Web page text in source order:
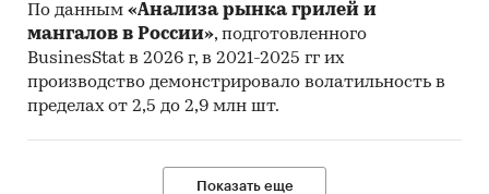
По данным «Анализа рынка грилей и
мангалов в России», подготовленного
BusinesStat в 2026 г, в 2021-2025 гг их
производство демонстрировало волатильность в
пределах от 2,5 до 2,9 млн шт.
Показать еще